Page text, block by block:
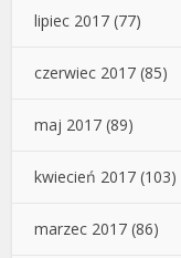
lipiec 2017 (77)
czerwiec 2017 (85)
maj 2017 (89)
kwiecień 2017 (103)
marzec 2017 (86)